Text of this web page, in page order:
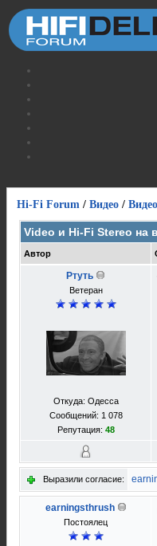
Hi-Fi Forum / Видео /
Video и Hi-Fi Stereo на
Автор
Ртуть
Ветеран
Откуда: Одесса
Сообщений: 1 078
Репутация: 48
Выразили согласие:
earningsthrush
Постоялец